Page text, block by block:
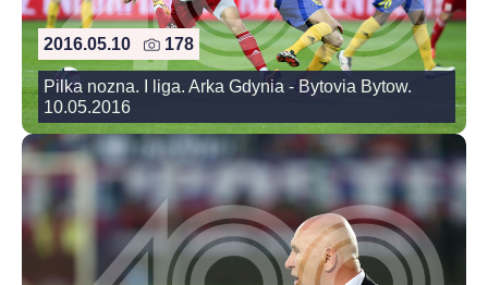
2016.05.10 178
Pilka nozna. I liga. Arka Gdynia - Bytovia Bytow.
10.05.2016